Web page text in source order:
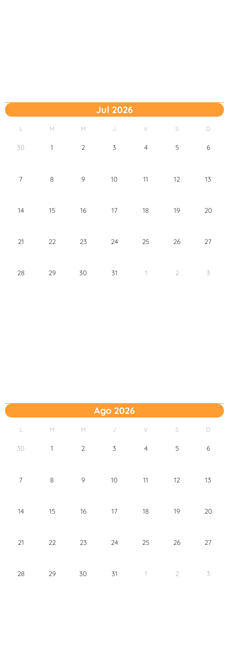
Jul 2026
L M M J V S D
30 1 2 3 4 5 6
7 8 9 10 11 12 13
14 15 16 17 18 19 20
21 22 23 24 25 26 27
28 29 30 31 1 2 3
Ago 2026
L M M J V S D
30 1 2 3 4 5 6
7 8 9 10 11 12 13
14 15 16 17 18 19 20
21 22 23 24 25 26 27
28 29 30 31 1 2 3